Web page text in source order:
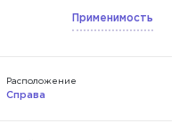
Применимость
Расположение
Справа